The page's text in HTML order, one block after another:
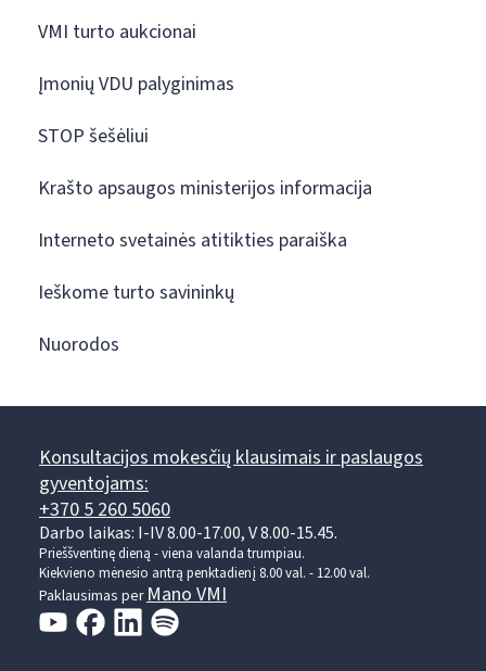
VMI turto aukcionai
Įmonių VDU palyginimas
STOP šešėliui
Krašto apsaugos ministerijos informacija
Interneto svetainės atitikties paraiška
Ieškome turto savininkų
Nuorodos
Konsultacijos mokesčių klausimais ir paslaugos
gyventojams:
+370 5 260 5060
Darbo laikas: I-IV 8.00-17.00, V 8.00-15.45.
Prieššventinę dieną - viena valanda trumpiau.
Kiekvieno mėnesio antrą penktadienį 8.00 val. - 12.00 val.
Paklausimas per Mano VMI